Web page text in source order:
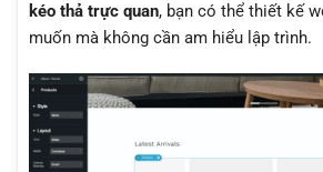
kéo thả trực quan, bạn có thể thiết kế
muốn mà không cần am hiểu lập trình.